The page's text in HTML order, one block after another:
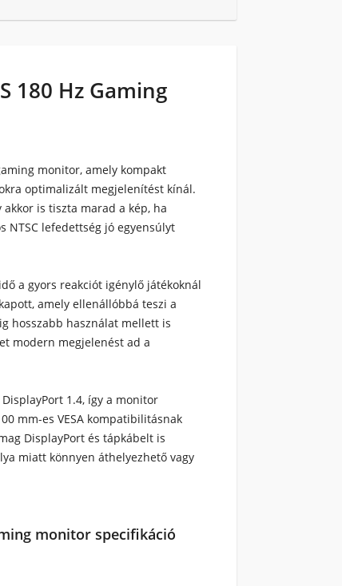
180 Hz Gaming
monitor, amely kompakt
optimalizált megjelenítést kínál.
is tiszta marad a kép, ha
NTSC lefedettség jó egyensúlyt
a gyors reakciót igénylő játékoknál
amely ellenállóbbá teszi a
hosszabb használat mellett is
modern megjelenést ad a
1.4, így a monitor
mm-es VESA kompatibilitásnak
DisplayPort és tápkábelt is
miatt könnyen áthelyezhető vagy
monitor specifikáció